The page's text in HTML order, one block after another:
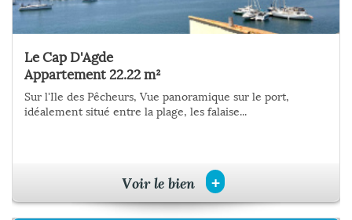
Le Cap D'Agde
Appartement 22.22 m²
Sur l'Ile des Pêcheurs, Vue panoramique sur le port,
idéalement situé entre la plage, les falaise...
Voir le bien +
Cap D'Agde
Appartement 31 m²
Sur l'Ile des Pêcheurs, entre plage et port, 2 pièces
traversant et lumineux exposé à l'est de 31...
Voir le bien +